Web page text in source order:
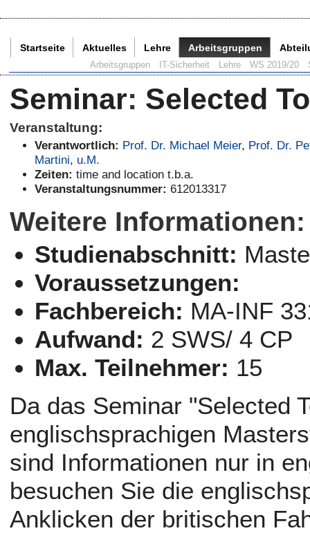
Startseite Aktuelles Lehre Arbeitsgruppen
Arbeitsgruppen IT-Sicherheit Lehre WS 2019/20
Seminar: Selected
Veranstaltung:
Verantwortlich: Prof. Dr. Michael Meier, Prof. Dr.
Martini, u.M.
Zeiten: time and location t.b.a.
Veranstaltungsnummer: 612013317
Weitere Informationen:
Studienabschnitt:
Voraussetzungen:
Fachbereich: MA-INF
Aufwand: 2 SWS/ 4 CP
Max. Teilnehmer: 15
Da das Seminar "Selected
englischsprachigen
sind Informationen nur in
besuchen Sie die
Anklicken der britischen